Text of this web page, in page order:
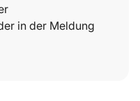
in der Meldung